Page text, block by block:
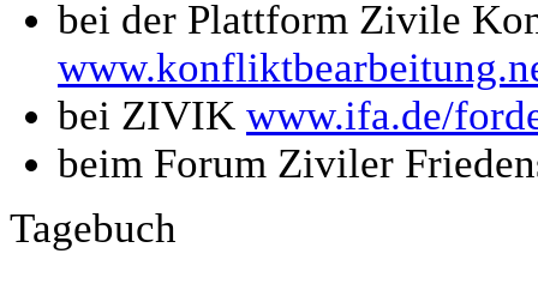
bei der Plattform Zivile
bei ZIVIK www.ifa.de/
beim Forum Ziviler
Tagebuch